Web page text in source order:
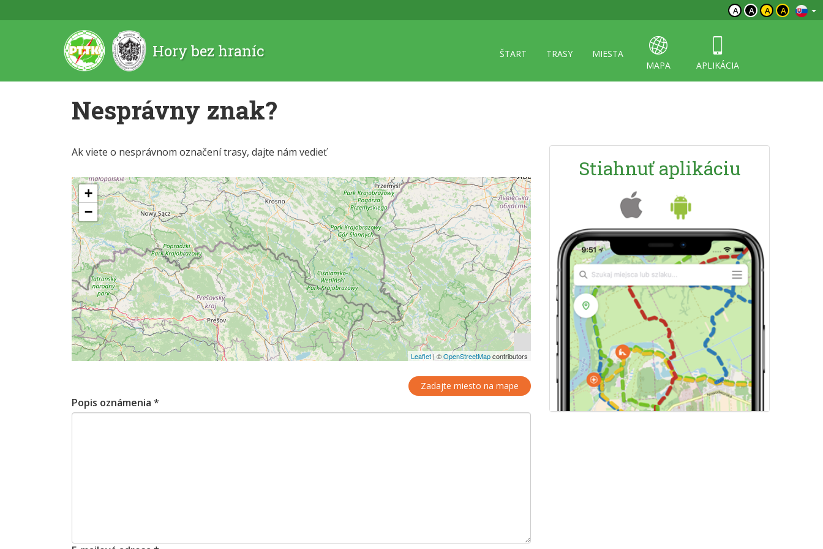
A A A A
Hory bez hraníc ŠTART TRASY
MIESTA
MAPA
APLIKÁCIA
Nesprávny znak?
Ak viete o nesprávnom označení trasy, dajte nám vedieť
+
−
Leaflet | ©OpenStreetMapcontributors
Zadajte miesto na mape
Popis oznámenia *
Stiahnuť aplikáciu